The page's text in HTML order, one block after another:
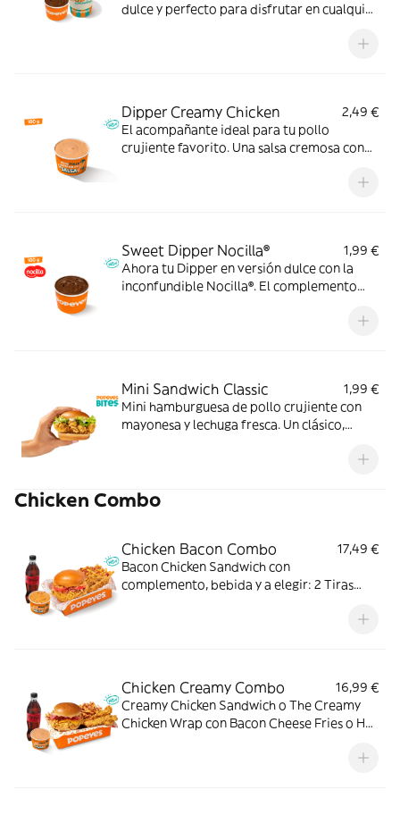
dulce y perfecto para disfrutar en cualquier
Dipper Creamy Chicken
2,49 €
El acompañante ideal para tu pollo
crujiente favorito. Una salsa cremosa con
Sweet Dipper Nocilla®
1,99 €
Ahora tu Dipper en versión dulce con la
inconfundible Nocilla®. El complemento
Mini Sandwich Classic
1,99 €
Mini hamburguesa de pollo crujiente con
mayonesa y lechuga fresca. Un clásico,
Chicken Combo
Chicken Bacon Combo
17,49 €
Bacon Chicken Sandwich con
complemento, bebida y a elegir: 2 Tiras
Nuggets. Ideal para los que creen que todo
Chicken Creamy Combo
16,99 €
Creamy Chicken Sandwich o The Creamy
Chicken Wrap con Bacon Cheese Fries o Hot